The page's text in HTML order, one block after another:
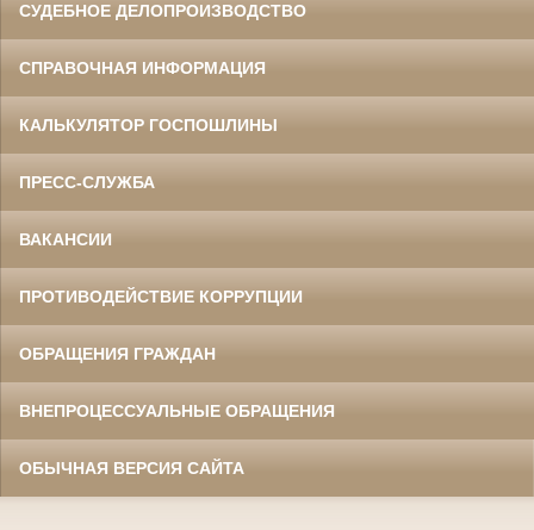
СУДЕБНОЕ ДЕЛОПРОИЗВОДСТВО
СПРАВОЧНАЯ ИНФОРМАЦИЯ
КАЛЬКУЛЯТОР ГОСПОШЛИНЫ
ПРЕСС-СЛУЖБА
ВАКАНСИИ
ПРОТИВОДЕЙСТВИЕ КОРРУПЦИИ
ОБРАЩЕНИЯ ГРАЖДАН
ВНЕПРОЦЕССУАЛЬНЫЕ ОБРАЩЕНИЯ
ОБЫЧНАЯ ВЕРСИЯ САЙТА